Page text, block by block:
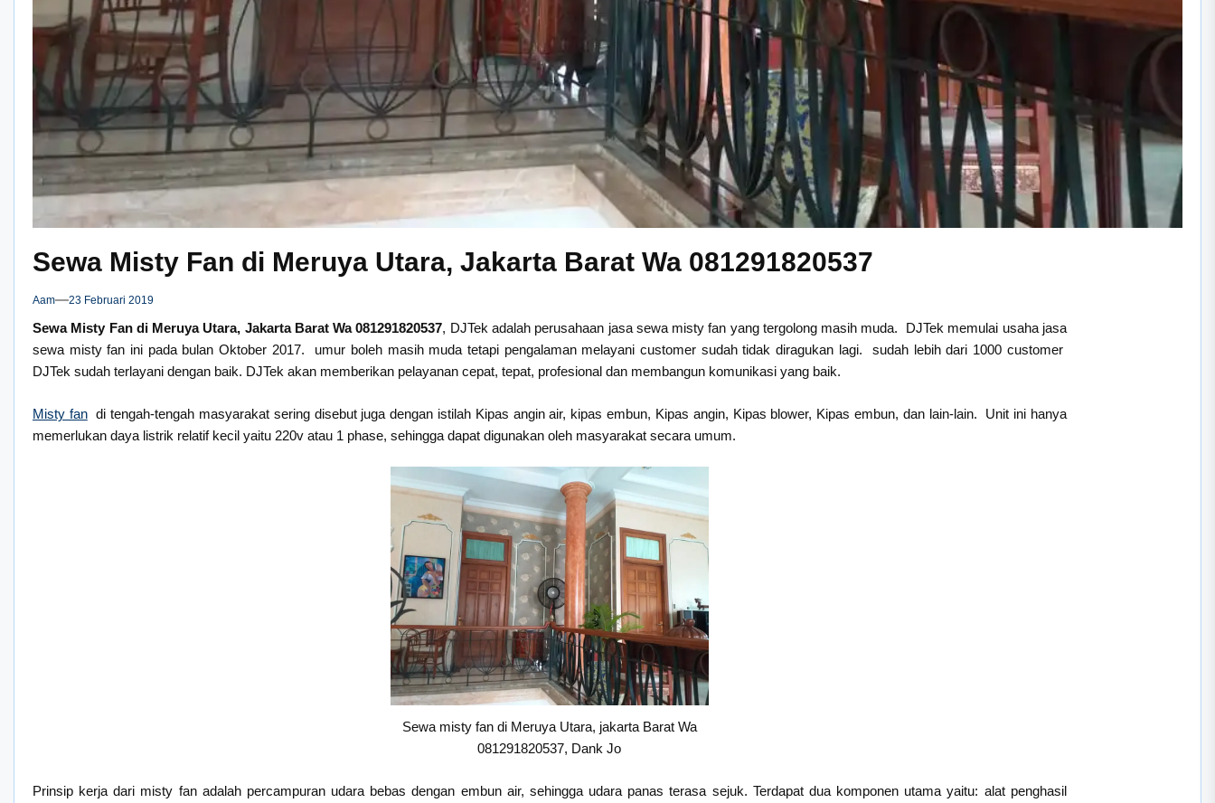
Sewa Misty Fan di Meruya Utara, Jakarta Barat Wa 081291820537
Aam 23 Februari 2019
Sewa Misty Fan di Meruya Utara, Jakarta Barat Wa 081291820537, DJTek adalah perusahaan jasa sewa misty fan yang tergolong masih muda. DJTek memulai usaha jasa
sewa misty fan ini pada bulan Oktober 2017. umur boleh masih muda tetapi pengalaman melayani customer sudah tidak diragukan lagi. sudah lebih dari 1000 customer
DJTek sudah terlayani dengan baik. DJTek akan memberikan pelayanan cepat, tepat, profesional dan membangun komunikasi yang baik.
Misty fandi tengah-tengah masyarakat sering disebut juga dengan istilah Kipas angin air, kipas embun, Kipas angin, Kipas blower, Kipas embun, dan lain-lain. Unit ini hanya
memerlukan daya listrik relatif kecil yaitu 220v atau 1 phase, sehingga dapat digunakan oleh masyarakat secara umum.
Sewa misty fan di Meruya Utara, jakarta Barat Wa
081291820537, Dank Jo
Prinsip kerja dari misty fan adalah percampuran udara bebas dengan embun air, sehingga udara panas terasa sejuk. Terdapat dua komponen utama yaitu: alat penghasil